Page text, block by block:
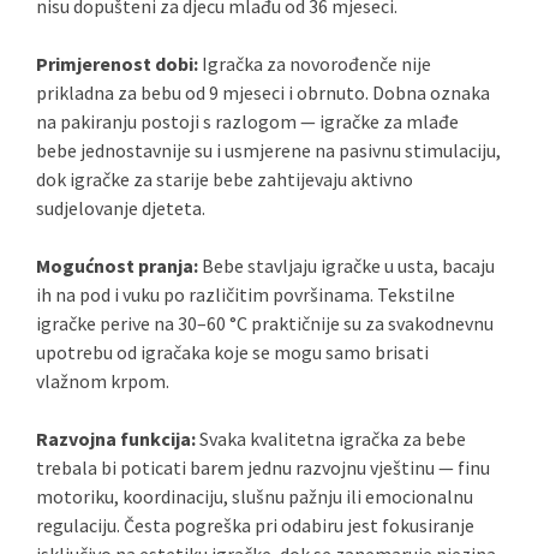
nisu dopušteni za djecu mlađu od 36 mjeseci.
Primjerenost dobi: Igračka za novorođenče nije
prikladna za bebu od 9 mjeseci i obrnuto. Dobna oznaka
na pakiranju postoji s razlogom — igračke za mlađe
bebe jednostavnije su i usmjerene na pasivnu stimulaciju,
dok igračke za starije bebe zahtijevaju aktivno
sudjelovanje djeteta.
Mogućnost pranja: Bebe stavljaju igračke u usta, bacaju
ih na pod i vuku po različitim površinama. Tekstilne
igračke perive na 30–60 °C praktičnije su za svakodnevnu
upotrebu od igračaka koje se mogu samo brisati
vlažnom krpom.
Razvojna funkcija:Svaka kvalitetna igračka za bebe
trebala bi poticati barem jednu razvojnu vještinu — finu
motoriku, koordinaciju, slušnu pažnju ili emocionalnu
regulaciju. Česta pogreška pri odabiru jest fokusiranje